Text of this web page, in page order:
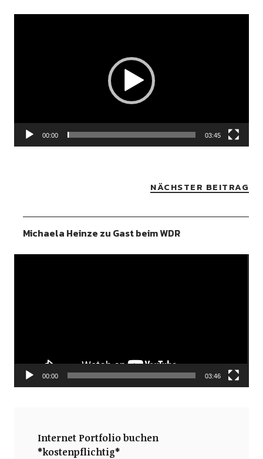
00:00 03:45
NÄCHSTER BEITRAG
Michaela Heinze zu Gast beim WDR
00:00 03:46
Internet Portfolio buchen
*kostenpflichtig*